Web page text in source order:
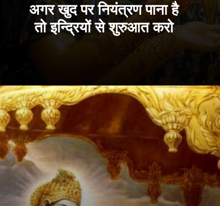
अगर खुद पर नियंत्रण पाना है
तो इन्द्रियों से शुरुआत करो